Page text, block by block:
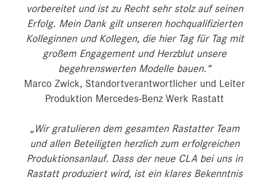
vorbereitet und ist zu Recht sehr stolz auf seinen
Erfolg. Mein Dank gilt unseren hochqualifizierten
Kolleginnen und Kollegen, die hier Tag für Tag mit
großem Engagement und Herzblut unsere
begehrenswerten Modelle bauen.“
Marco Zwick, Standortverantwortlicher und Leiter
Produktion Mercedes-Benz Werk Rastatt
„Wir gratulieren dem gesamten Rastatter Team
und allen Beteiligten herzlich zum erfolgreichen
Produktionsanlauf. Dass der neue CLA bei uns in
Rastatt produziert wird, ist ein klares Bekenntnis